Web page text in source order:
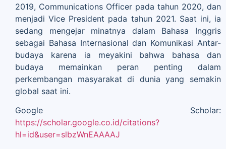
2019, Communications Officer pada tahun 2020, dan
menjadi Vice President pada tahun 2021. Saat ini, ia
sedang mengejar minatnya dalam Bahasa Inggris
sebagai Bahasa Internasional dan Komunikasi Antar-
budaya karena ia meyakini bahwa bahasa dan
budaya memainkan peran penting dalam
perkembangan masyarakat di dunia yang semakin
global saat ini.
Google Scholar:
https://scholar.google.co.id/citations?
hl=id&user=slbzWnEAAAAJ